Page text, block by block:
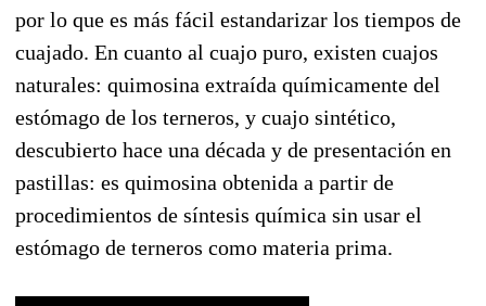
por lo que es más fácil estandarizar los tiempos de
cuajado. En cuanto al cuajo puro, existen cuajos
naturales: quimosina extraída químicamente del
estómago de los terneros, y cuajo sintético,
descubierto hace una década y de presentación en
pastillas: es quimosina obtenida a partir de
procedimientos de síntesis química sin usar el
estómago de terneros como materia prima.